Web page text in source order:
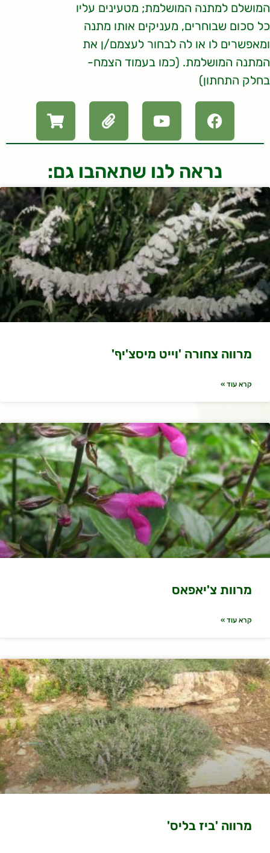
המושלם למתנה המושלמת; מטעינים עליו
כל סכום שבוחרים, מעניקים אותו מתנה
ומאפשרים לו או לה לבחור לעצמם/ן את
המתנה המושלמת. (כמו בעמוד הצמח-
בחלק התחתון)
נראה לנו שתאהבו גם:
מרווה צחורה 'וייט מיסצ'יף'
קרא עוד »
מרוות צ'יאפאס
קרא עוד »
מרווה 'ביז בליס'